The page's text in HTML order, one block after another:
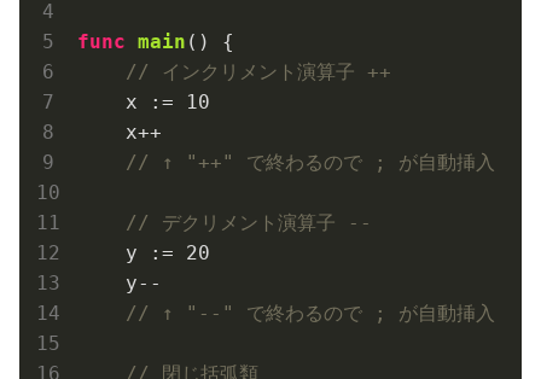
func main ()
{
// インクリメント演算子 ++
    x :=
10
    x++
// ↑ "++" で終わるので ; が自動挿入
// デクリメント演算子 --
    y :=
20
    y--
// ↑ "--" で終わるので ; が自動挿入
// 閉じ括弧類